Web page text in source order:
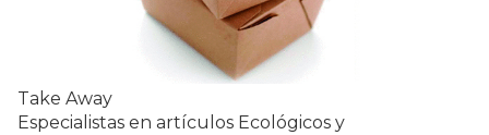
Take Away
Especialistas en artículos Ecológicos y